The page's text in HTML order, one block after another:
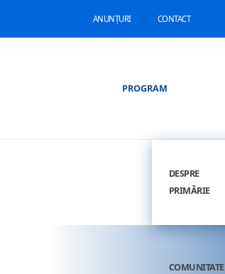
ANUNȚURI CONTACT
PROGRAM
DESPRE
PRIMĂRIE
COMUNITATE